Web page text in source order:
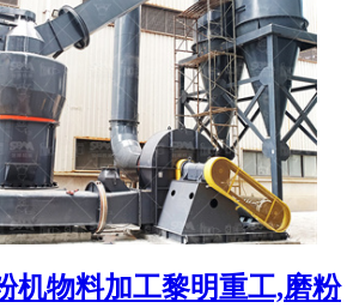
机物料加工黎明重工,磨粉